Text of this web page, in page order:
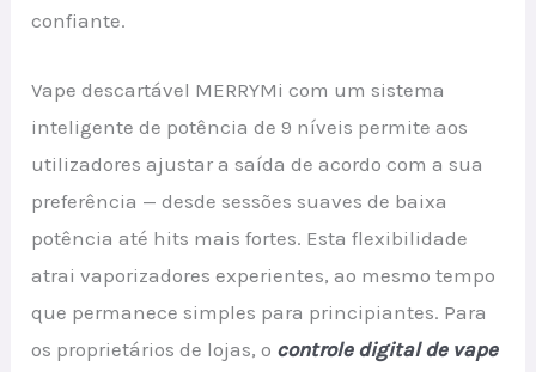
confiante.
Vape descartável MERRYMi com um sistema
inteligente de potência de 9 níveis permite aos
utilizadores ajustar a saída de acordo com a sua
preferência — desde sessões suaves de baixa
potência até hits mais fortes. Esta flexibilidade
atrai vaporizadores experientes, ao mesmo tempo
que permanece simples para principiantes. Para
os proprietários de lojas, o controle digital de vape